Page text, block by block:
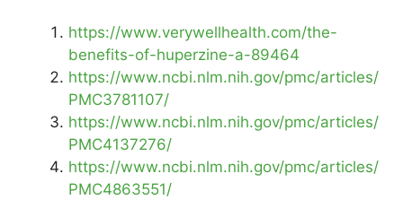
https://www.verywellhealth.com/the-
benefits-of-huperzine-a-89464
https://www.ncbi.nlm.nih.gov/pmc/articles/
PMC3781107/
https://www.ncbi.nlm.nih.gov/pmc/articles/
PMC4137276/
https://www.ncbi.nlm.nih.gov/pmc/articles/
PMC4863551/